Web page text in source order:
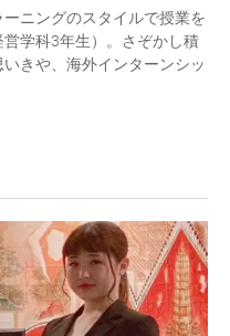
ニングのスタイルで授業を
学科3年生）。さぞかし積
きや、海外インターンシッ